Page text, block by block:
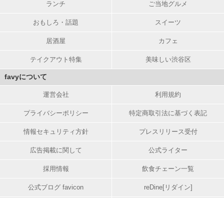
ランチ ご当地グルメ
おもしろ・話題 スイーツ
居酒屋 カフェ
テイクアウト特集 美味しい渋谷区
favyについて
運営会社 利用規約
プライバシーポリシー 特定商取引法に基づく表記
情報セキュリティ方針 プレスリリース受付
広告掲載に関して 公式ライター
採用情報 飲食チェーン一覧
公式ブログ favicon reDine[リダイン]